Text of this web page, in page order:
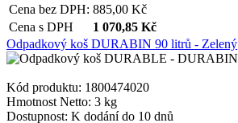
Cena bez DPH: 885,00 Kč
Cena s DPH
1 070,85 Kč
Odpadkový koš DURABIN 90 litrů - Zelený
Kód produktu: 1800474020
Hmotnost Netto: 3 kg
Dostupnost: K dodání do 10 dnů